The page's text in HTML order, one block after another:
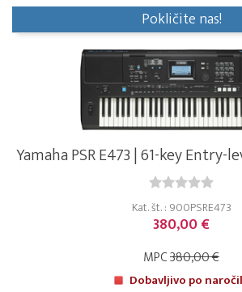
Pokličite nas!
Yamaha PSR E473 | 61-key Entry-
Kat. št. : 900PSRE473
380,00 €
MPC380,00 €
Dobavljivo po